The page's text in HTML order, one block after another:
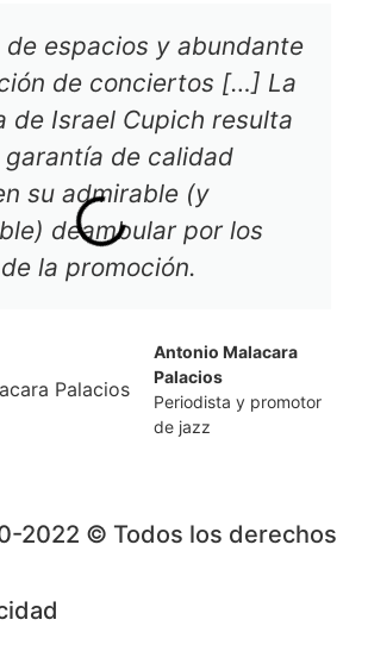
espacios y abundante
de conciertos […] La
de Israel Cupich resulta
garantía de calidad
su admirable (y
deambular por los
la promoción.
Antonio Malacara
Palacios
Periodista y promotor
de jazz
2022 © Todos los derechos